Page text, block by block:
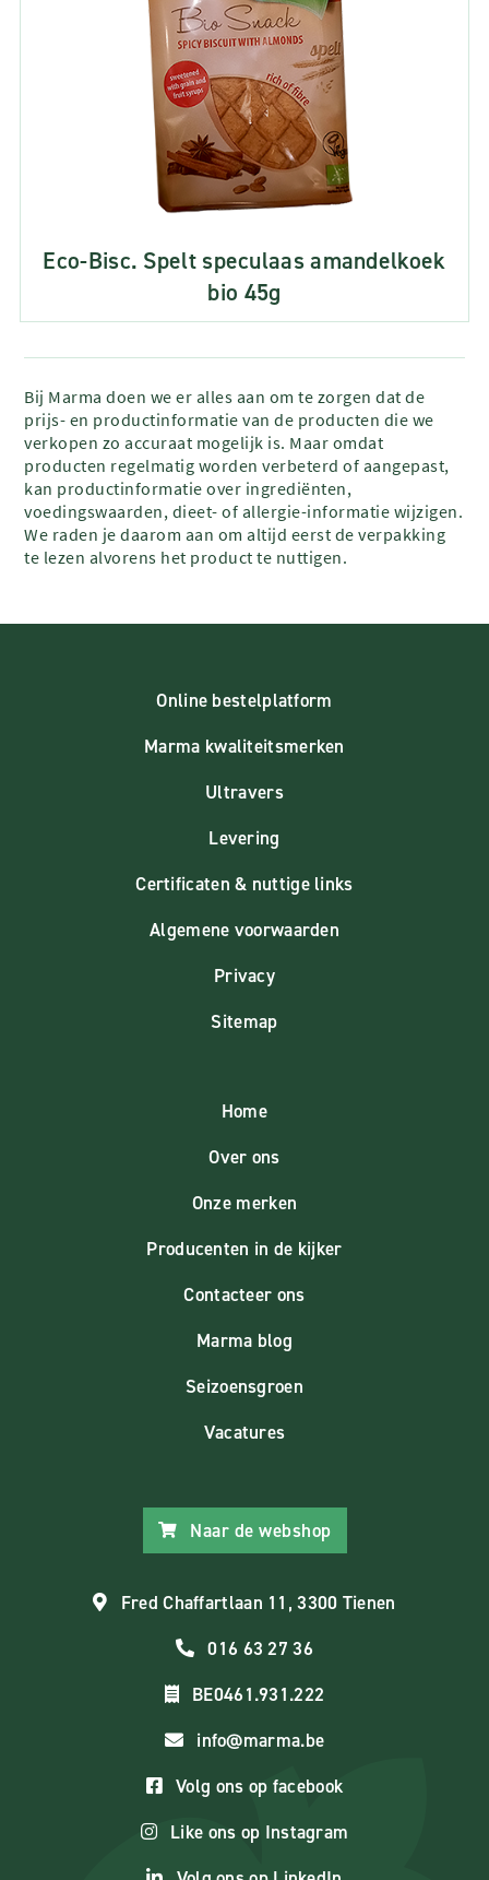
Eco-Bisc. Spelt speculaas amandelkoek
bio 45g
Bij Marma doen we er alles aan om te zorgen dat de
prijs- en productinformatie van de producten die we
verkopen zo accuraat mogelijk is. Maar omdat
producten regelmatig worden verbeterd of aangepast,
kan productinformatie over ingrediënten,
voedingswaarden, dieet- of allergie-informatie wijzigen.
We raden je daarom aan om altijd eerst de verpakking
te lezen alvorens het product te nuttigen.
Online bestelplatform
Marma kwaliteitsmerken
Ultravers
Levering
Certificaten & nuttige links
Algemene voorwaarden
Privacy
Sitemap
Home
Over ons
Onze merken
Producenten in de kijker
Contacteer ons
Marma blog
Seizoensgroen
Vacatures
Naar de webshop
Fred Chaffartlaan 11, 3300 Tienen
016 63 27 36
BE0461.931.222
info@marma.be
Volg ons op facebook
Like ons op Instagram